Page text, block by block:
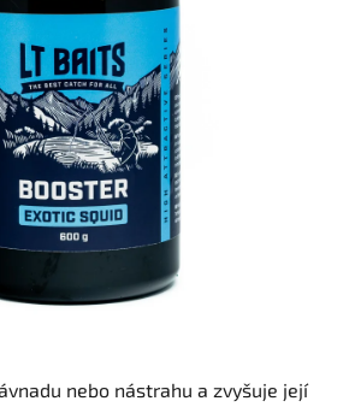
nebo nástrahu a zvyšuje její